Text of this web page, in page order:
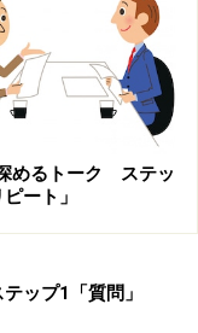
ぐらいのお客様が
ジに対して、どれ
馴染みの無い相手
りながら、相手が
めるトーク ステッ
ート」
ップ1「質問」